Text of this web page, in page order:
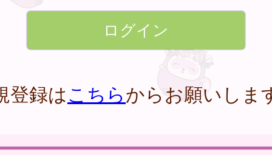
登録はこちらからお願いしま